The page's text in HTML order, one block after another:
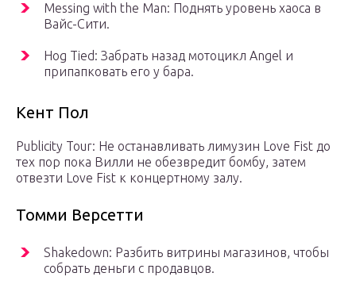
Messing with the Man: Поднять уровень хаоса в
Вайс-Сити.
Hog Tied: Забрать назад мотоцикл Angel и
припапковать его у бара.
Кент Пол
Publicity Tour: Не останавливать лимузин Love Fist до
тех пор пока Вилли не обезвредит бомбу, затем
отвезти Love Fist к концертному залу.
Томми Версетти
Shakedown: Разбить витрины магазинов, чтобы
собрать деньги с продавцов.